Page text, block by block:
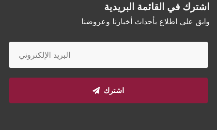
اشترك في القائمة البريدية
وابق على اطلاع بأحداث أخبارنا وعروضنا
اشترك